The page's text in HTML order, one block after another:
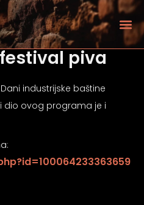
piva
industrijske baštine
dio ovog programa je i